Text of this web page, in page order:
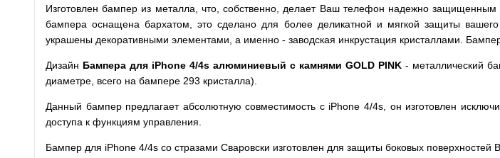
Изготовлен бампер из металла, что, собственно, делает Ваш телефон надежно
бампера оснащена бархатом, это сделано для более деликатной и мягкой защиты
украшены декоративными элементами, а именно - заводская инкрустация кристаллами.
Дизайн Бампера для iPhone 4/4s алюминиевый с камнями GOLD PINK - металлический
диаметре, всего на бампере 293 кристалла).
Данный бампер предлагает абсолютную совместимость с iPhone 4/4s, он изготовлен
доступа к функциям управления.
Бампер для iPhone 4/4s со стразами Сваровски изготовлен для защиты боковых поверхностей